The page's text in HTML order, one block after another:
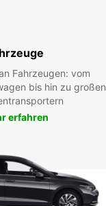
Fahrzeugen: vom
bis hin zu großen
erfahren